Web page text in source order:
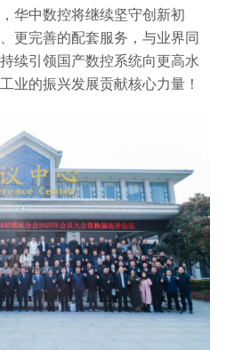
华中数控将继续坚守创新初
更完善的配套服务，与业界同
续引领国产数控系统向更高水
业的振兴发展贡献核心力量！